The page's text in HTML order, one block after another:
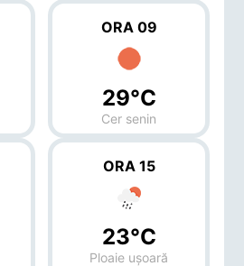
ORA 09
29°C
Cer senin
ORA 15
23°C
Ploaie ușoară